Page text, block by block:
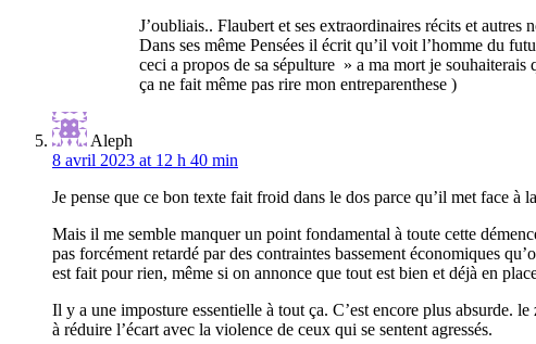
J’oubliais.. Flaubert et ses extraordinaires récits et
Dans ses même Pensées il écrit qu’il voit l’homme du
ceci a propos de sa sépulture » a ma mort je
ça ne fait même pas rire mon entreparenthese )
Aleph
8 avril 2023 at 12 h 40 min
Je pense que ce bon texte fait froid dans le dos parce qu’il met face à
Mais il me semble manquer un point fondamental à toute cette
pas forcément retardé par des contraintes bassement économiques
est fait pour rien, même si on annonce que tout est bien et déjà en
Il y a une imposture essentielle à tout ça. C’est encore plus absurde.
à réduire l’écart avec la violence de ceux qui se sentent agressés.